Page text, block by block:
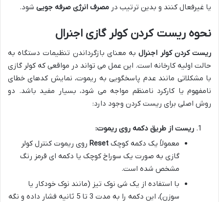
یا غیرفعال کنند و بدین ترتیب در مصرف انرژی صرفه جویی شود.
نحوه ریست کردن کولر گازی اجنرال
ریست کردن کولر اجنرالبه معنای بازگرداندن تنظیمات دستگاه به
حالت اولیه کارخانه است. این عمل می تواند در مواقعی که کولر گازی
با مشکلاتی مانند عدم پاسخگویی به ریموت، نمایش کدهای خطای
نامفهوم یا کارکرد نامنظم مواجه می شود، بسیار مفید باشد. دو
روش اصلی برای ریست کردن وجود دارد:
ریست از طریق دکمه روی ریموت:
معمولاً یک دکمه کوچک Reset روی ریموت کنترل کولر
گازی به صورت یک سوراخ کوچک یا دکمه ای قرمز رنگ
مشخص شده است.
با استفاده از یک شی نوک تیز (مانند نوک خودکار یا
سوزن)، این دکمه را به مدت 3 تا 5 ثانیه فشار داده و نگه